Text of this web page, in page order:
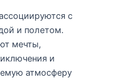
с
и полетом.
мечты,
и
атмосферу